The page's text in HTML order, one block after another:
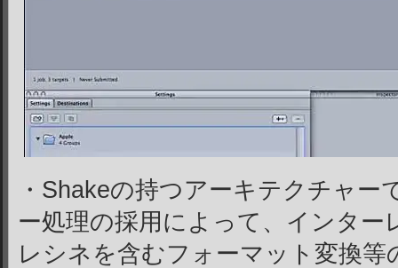
・Shakeの持つアーキテクチャ
ー処理の採用によって、インター
レシネを含むフォーマット変換等